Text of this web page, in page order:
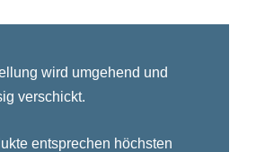
wird umgehend und
verschickt.
entsprechen höchsten